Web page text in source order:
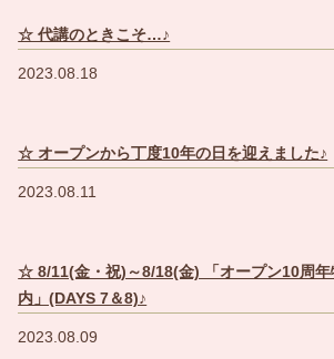
☆ 代講のときこそ…♪
2023.08.18
☆ オープンから丁度10年の日を迎えました♪
2023.08.11
☆ 8/11(金・祝)～8/18(金) 「オープン10周年
内」(DAYS 7＆8)♪
2023.08.09